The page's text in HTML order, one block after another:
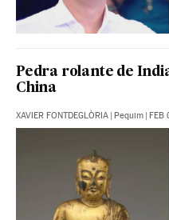
Pedra rolante de
China
XAVIER FONTDEGLÒRIA | Pequim | FEB